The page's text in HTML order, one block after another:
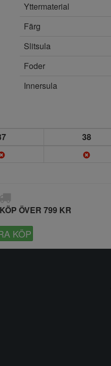
Yttermaterial
Färg
Slitsula
Foder
Innersula
38
ÖVER 799 KR
KÖP